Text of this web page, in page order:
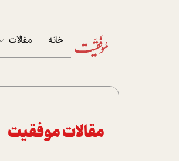
خانه مقالات
پرونده ویژه
مقالات موفقیت